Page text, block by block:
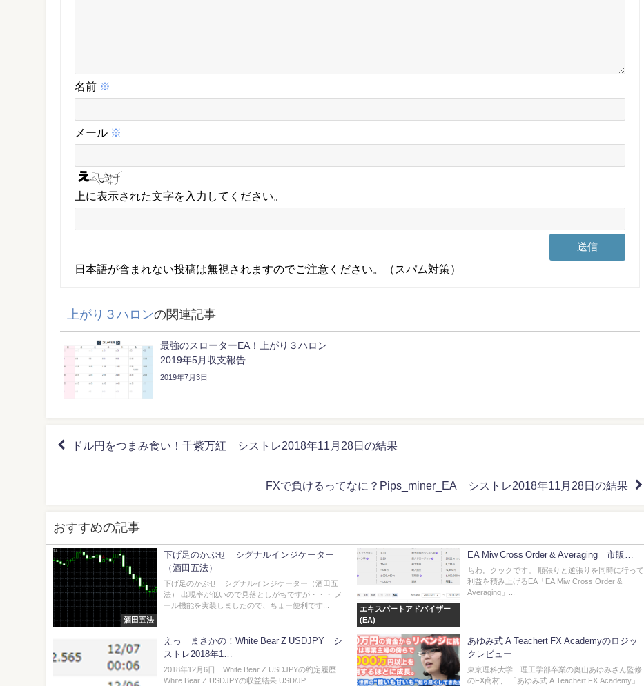
名前 ※
メール ※
上に表示された文字を入力してください。
日本語が含まれない投稿は無視されますのでご注意ください。（スパム対策）
上がり３ハロンの関連記事
最強のスローターEA！上がり３ハロン
2019年5月収支報告
2019年7月3日
ドル円をつまみ食い！千紫万紅 シストレ2018年11月28日の結果
FXで負けるってなに？Pips_miner_EA シストレ2018年11月28日の結果
おすすめの記事
酒田五法
下げ足のかぶせ シグナルインジケーター
（酒田五法）
下げ足のかぶせ シグナルインジケーター（酒田五
法） 出現率が低いので見落としがちですが・・・ メ
ール機能を実装しましたので、ちょー便利です...
エキスパートアドバイザー
(EA)
EA Miw Cross Order & Averaging 市販…
ちわ。クックです。 順張りと逆張りを同時に行って
利益を積み上げるEA「EA Miw Cross Order &
Averaging」...
えっ まさかの！White Bear Z USDJPY シ
ストレ2018年1…
2018年12月6日 White Bear Z USDJPYの約定履歴
White Bear Z USDJPYの収益結果 USD/JP...
あゆみ式 A Teachert FX Academyのロジッ
クレビュー
東京理科大学 理工学部卒業の奥山あゆみさん監修
のFX商材、 「あゆみ式 A Teachert FX Academy」